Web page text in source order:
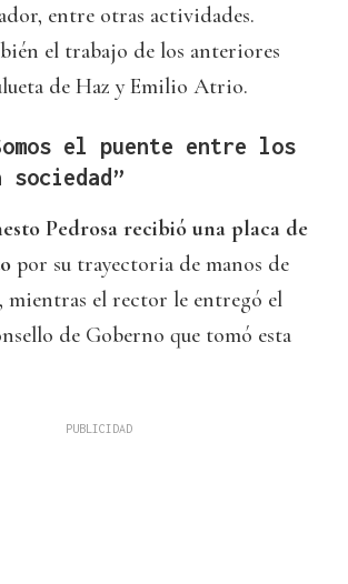
entre otras actividades.
el trabajo de los anteriores
de Haz y Emilio Atrio.
el puente entre los
sociedad”
Pedrosa recibió una placa de
por su trayectoria de manos de
mientras el rector le entregó el
de Goberno que tomó esta